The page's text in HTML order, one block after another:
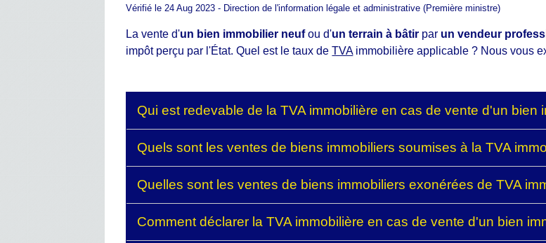
Vérifié le 24 Aug 2023 - Direction de l'information légale et administrative (Première ministre)
La vente d'un bien immobilier neufou d'un terrain à bâtir par un vendeur
impôt perçu par l'État. Quel est le taux deTVAimmobilière applicable ? Nous vous
Qui est redevable de la TVA immobilière en cas de vente d'un bien
Quels sont les ventes de biens immobiliers soumises à la TVA
Quelles sont les ventes de biens immobiliers exonérées de TVA
Comment déclarer la TVA immobilière en cas de vente d'un bien